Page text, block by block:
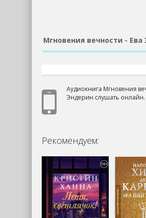
Мгновения вечности - Ева
Аудиокнига Мгновения
Эндерин слушать онлайн.
Рекомендуем: